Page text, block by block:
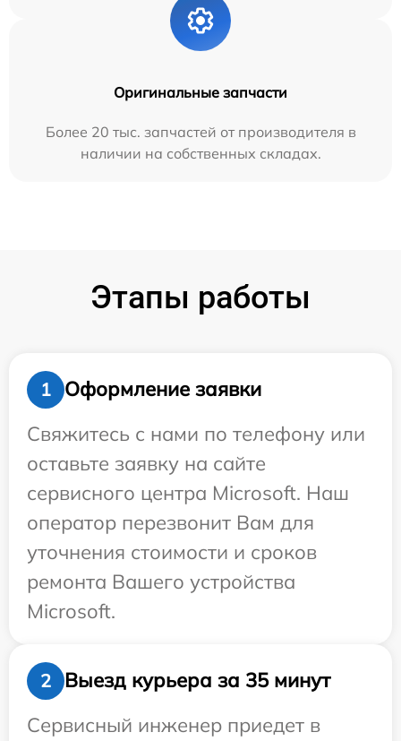
Оригинальные запчасти
Более 20 тыс. запчастей от производителя в
наличии на собственных складах.
Этапы работы
1
Оформление заявки
Свяжитесь с нами по телефону или
оставьте заявку на сайте
сервисного центра Microsoft. Наш
оператор перезвонит Вам для
уточнения стоимости и сроков
ремонта Вашего устройства
Microsoft.
2
Выезд курьера за 35 минут
Сервисный инженер приедет в